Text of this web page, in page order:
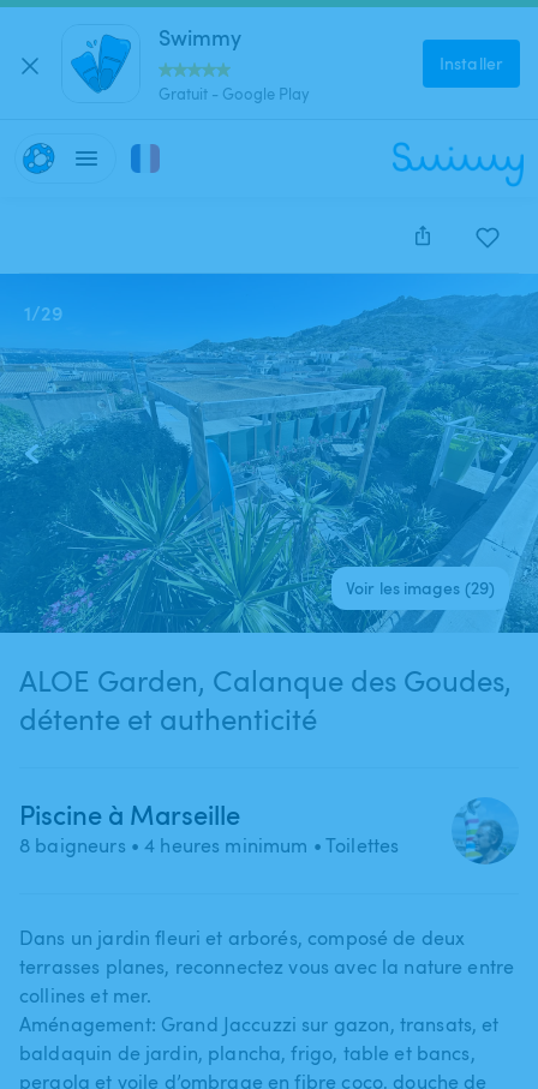
Swimmy
Gratuit - Google Play
Installer
1/29
Voir les images (29)
ALOE Garden, Calanque des Goudes,
détente et authenticité
Piscine à Marseille
8 baigneurs • 4 heures minimum • Toilettes
Dans un jardin fleuri et arborés​,​ composé de deux
terrasses planes​,​ reconnectez vous avec la nature entre
collines et mer.
Aménagement: Grand Jaccuzzi sur gazon​,​ transats​,​ et
baldaquin de jardin​,​ plancha​,​ frigo​,​ table et bancs​,​
pergola et voile d’ombrage en fibre coco​,​ douche de